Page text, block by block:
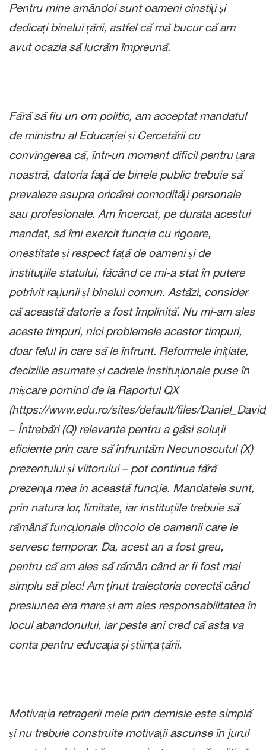
Pentru mine amândoi sunt oameni cinstiți și
dedicați binelui țării, astfel că mă bucur că am
avut ocazia să lucrăm împreună.
Fără să fiu un om politic, am acceptat mandatul
de ministru al Educației și Cercetării cu
convingerea că, într-un moment dificil pentru țara
noastră, datoria față de binele public trebuie să
prevaleze asupra oricărei comodități personale
sau profesionale. Am încercat, pe durata acestui
mandat, să îmi exercit funcția cu rigoare,
onestitate și respect față de oameni și de
instituțiile statului, făcând ce mi-a stat în putere
potrivit rațiunii și binelui comun. Astăzi, consider
că această datorie a fost împlinită. Nu mi-am ales
aceste timpuri, nici problemele acestor timpuri,
doar felul în care să le înfrunt. Reformele inițiate,
deciziile asumate și cadrele instituționale puse în
mișcare pornind de la Raportul QX
(https://www.edu.ro/sites/default/files/
– Întrebări (Q) relevante pentru a găsi soluții
eficiente prin care să înfruntăm Necunoscutul (X)
prezentului și viitorului – pot continua fără
prezența mea în această funcție. Mandatele sunt,
prin natura lor, limitate, iar instituțiile trebuie să
rămână funcționale dincolo de oamenii care le
servesc temporar. Da, acest an a fost greu,
pentru că am ales să rămân când ar fi fost mai
simplu să plec! Am ținut traiectoria corectă când
presiunea era mare și am ales responsabilitatea în
locul abandonului, iar peste ani cred că asta va
conta pentru educația și știința țării.
Motivația retragerii mele prin demisie este simplă
și nu trebuie construite motivații ascunse în jurul